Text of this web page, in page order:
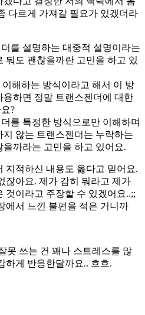
다르게 가져갈 필요가 있겠더라
를 설명하는 대중적 설명이라는
둬도 괜찮을까란 고민을 하고 있
이해하는 방식이라고 해서 이 방
용하면 정말 트랜스젠더에 대한
?
를 특정한 방식으로만 이해하며
지 않는 트랜스젠더는 누락하는
을까라는 고민을 하고 있어요.
지적하신 내용도 옳다고 믿어요.
잖아요. 제가 감히 뭐라고 제가
것이라고 주장할 수 있겠어요..;;
에서 느낀 불편을 적은 거니까
못 쓰는 건 꽤나 스트레스를 많
하게 반응한달까요.. 흐흐.